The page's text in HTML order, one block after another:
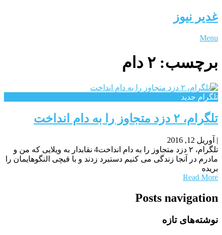
غدیر نیوز
Menu
برچسب: ۲ دام
تلگرام جدید
تلگرام، ۲ دزد متجاوز را به دام انداخت
| آوریل 12, 2016
تلگرام، ۲ دزد متجاوز را به دام انداخت4 نقابدار به ویلایی که من و
مادرم در آنجا زندگی می کنیم دستبرد زدند و با قیچی النگوهایمان را
بریده
Read More
Posts navigation
نوشته‌های تازه